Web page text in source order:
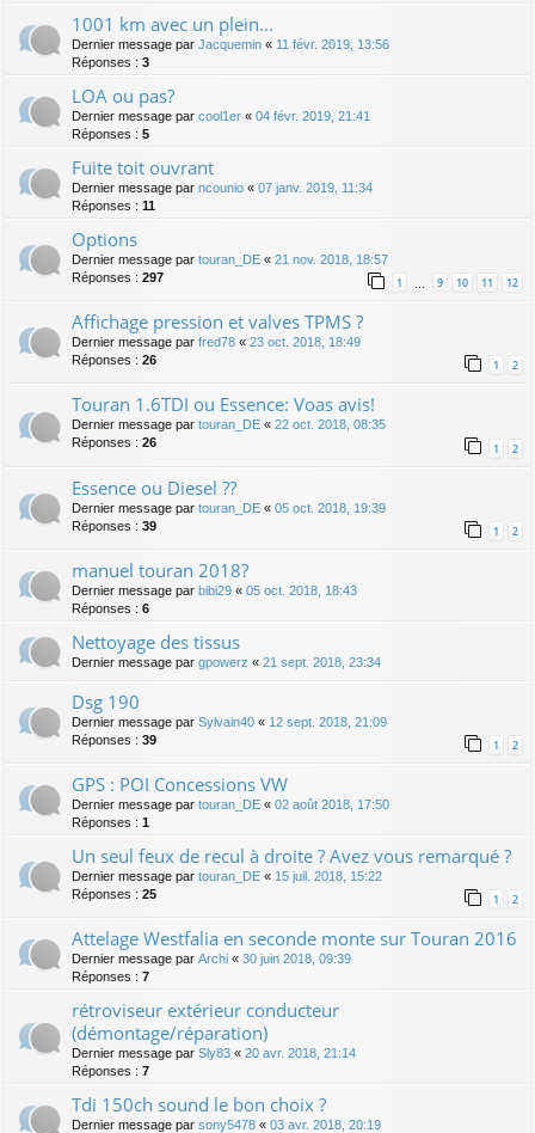
1001 km avec un plein...
Dernier message par Jacquemin « 11 févr. 2019, 13:56
Réponses : 3
LOA ou pas?
Dernier message par cool1er « 04 févr. 2019, 21:41
Réponses : 5
Fuite toit ouvrant
Dernier message par ncounio « 07 janv. 2019, 11:34
Réponses : 11
Options
Dernier message par touran_DE « 21 nov. 2018, 18:57
Réponses : 297 1 … 9 10 11 12
Affichage pression et valves TPMS ?
Dernier message par fred78 « 23 oct. 2018, 18:49
Réponses : 26 1 2
Touran 1.6TDI ou Essence: Voas avis!
Dernier message par touran_DE « 22 oct. 2018, 08:35
Réponses : 26 1 2
Essence ou Diesel ??
Dernier message par touran_DE « 05 oct. 2018, 19:39
Réponses : 39 1 2
manuel touran 2018?
Dernier message par bibi29 « 05 oct. 2018, 18:43
Réponses : 6
Nettoyage des tissus
Dernier message par gpowerz « 21 sept. 2018, 23:34
Dsg 190
Dernier message par Sylvain40 « 12 sept. 2018, 21:09
Réponses : 39 1 2
GPS : POI Concessions VW
Dernier message par touran_DE « 02 août 2018, 17:50
Réponses : 1
Un seul feux de recul à droite ? Avez vous remarqué ?
Dernier message par touran_DE « 15 juil. 2018, 15:22
Réponses : 25 1 2
Attelage Westfalia en seconde monte sur Touran 2016
Dernier message par Archi « 30 juin 2018, 09:39
Réponses : 7
rétroviseur extérieur conducteur
(démontage/réparation)
Dernier message par Sly83 « 20 avr. 2018, 21:14
Réponses : 7
Tdi 150ch sound le bon choix ?
Dernier message par sony5478 « 03 avr. 2018, 20:19